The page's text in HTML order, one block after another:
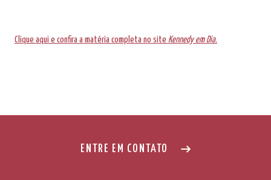
Clique aqui e confira a matéria completa no site Kennedy em Dia.
ENTRE EM CONTATO